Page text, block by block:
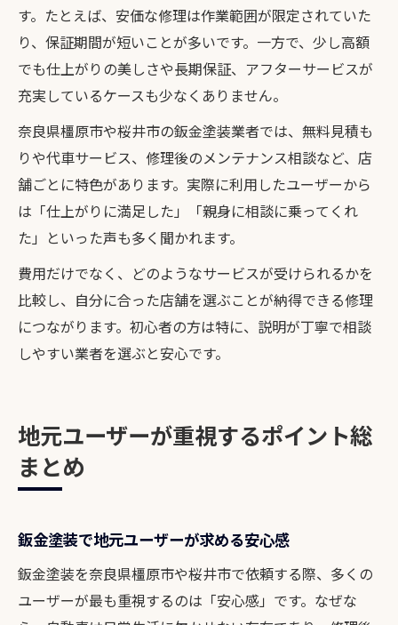
す。たとえば、安価な修理は作業範囲が限定されていた
り、保証期間が短いことが多いです。一方で、少し高額
でも仕上がりの美しさや長期保証、アフターサービスが
充実しているケースも少なくありません。
奈良県橿原市や桜井市の鈑金塗装業者では、無料見積も
りや代車サービス、修理後のメンテナンス相談など、店
舗ごとに特色があります。実際に利用したユーザーから
は「仕上がりに満足した」「親身に相談に乗ってくれ
た」といった声も多く聞かれます。
費用だけでなく、どのようなサービスが受けられるかを
比較し、自分に合った店舗を選ぶことが納得できる修理
につながります。初心者の方は特に、説明が丁寧で相談
しやすい業者を選ぶと安心です。
地元ユーザーが重視するポイント総
まとめ
鈑金塗装で地元ユーザーが求める安心感
鈑金塗装を奈良県橿原市や桜井市で依頼する際、多くの
ユーザーが最も重視するのは「安心感」です。なぜな